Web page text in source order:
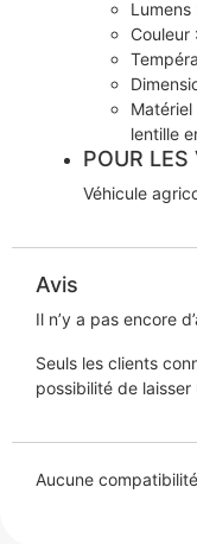
lentille
POUR
Véhicule
Avis
Il n’y a pas encore
Seuls les clients
possibilité de laisser
Aucune